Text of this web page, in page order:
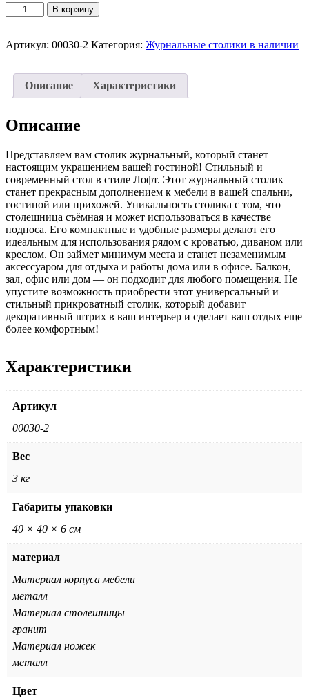
Количество
товара
журнальный
белый
В корзину
Артикул: 00030-2 Категория: Журнальные столики в наличии
Описание Характеристики
Описание
Представляем вам столик журнальный, который станет
настоящим украшением вашей гостиной! Стильный и
современный стол в стиле Лофт. Этот журнальный столик
станет прекрасным дополнением к мебели в вашей спальни,
гостиной или прихожей. Уникальность столика с том, что
столешница съёмная и может использоваться в качестве
подноса. Его компактные и удобные размеры делают его
идеальным для использования рядом с кроватью, диваном или
креслом. Он займет минимум места и станет незаменимым
аксессуаром для отдыха и работы дома или в офисе. Балкон,
зал, офис или дом — он подходит для любого помещения. Не
упустите возможность приобрести этот универсальный и
стильный прикроватный столик, который добавит
декоративный штрих в ваш интерьер и сделает ваш отдых еще
более комфортным!
Характеристики
Артикул
00030-2
Вес
3 кг
Габариты упаковки
40 × 40 × 6 см
материал
Материал корпуса мебели
металл
Материал столешницы
гранит
Материал ножек
металл
Цвет